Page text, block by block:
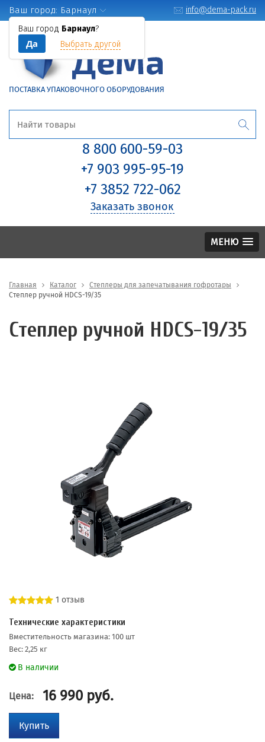
Ваш город: Барнаул
Ваш город Барнаул?
Да Выбрать другой
info@dema-pack.ru
ПОСТАВКА УПАКОВОЧНОГО ОБОРУДОВАНИЯ
8 800 600-59-03
+7 903 995-95-19
+7 3852 722-062
Заказать звонок
МЕНЮ
Главная Каталог
Степлеры для запечатывания гофротары
Степлер ручной HDCS-19/35
Степлер ручной HDCS-19/35
1 отзыв
Технические характеристики
Вместительность магазина: 100 шт
Вес: 2,25 кг
В наличии
Цена: 16 990 руб.
Купить